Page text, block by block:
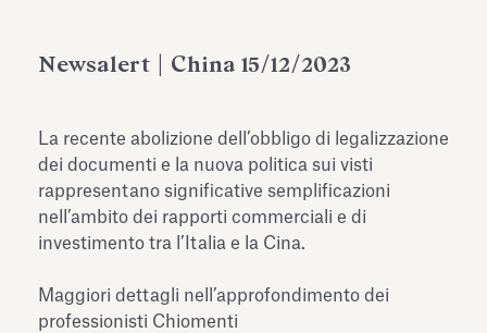
Newsalert | China 15/12/2023
La recente abolizione dell’obbligo di legalizzazione
dei documenti e la nuova politica sui visti
rappresentano significative semplificazioni
nell’ambito dei rapporti commerciali e di
investimento tra l’Italia e la Cina.
Maggiori dettagli nell’approfondimento dei
professionisti Chiomenti